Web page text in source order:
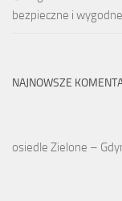
bezpieczne i
NAJNOWSZE
osiedle Zielone –